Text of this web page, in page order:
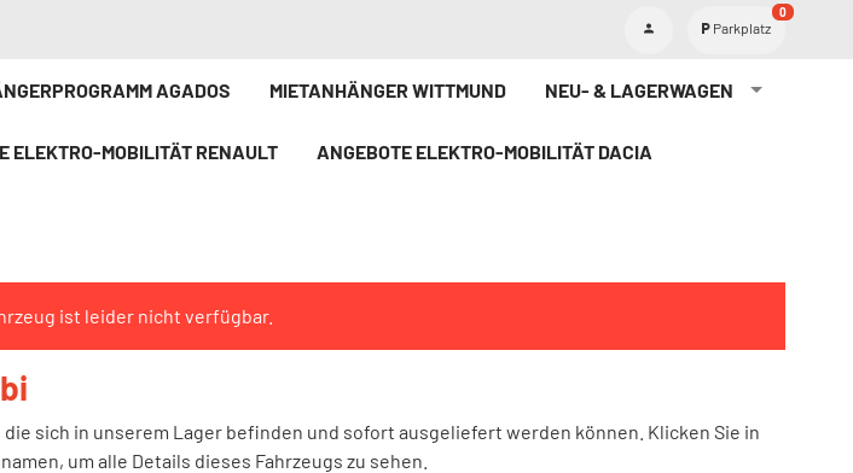
Parkplatz
0
AGADOS MIETANHÄNGER WITTMUND NEU- & LAGERWAGEN
ELEKTRO-MOBILITÄT RENAULT ANGEBOTE ELEKTRO-MOBILITÄT DACIA
ist leider nicht verfügbar.
die sich in unserem Lager befinden und sofort ausgeliefert werden können. Klicken Sie in
um alle Details dieses Fahrzeugs zu sehen.